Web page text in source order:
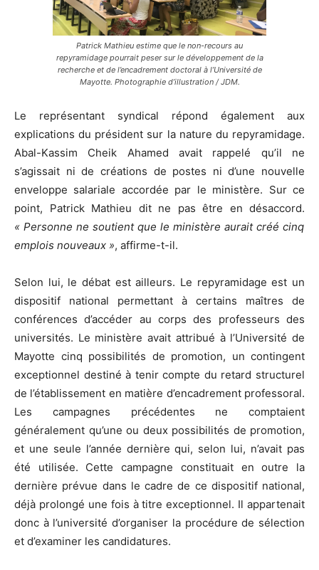
Patrick Mathieu estime que le non-recours au
repyramidage pourrait peser sur le développement de la
recherche et de l’encadrement doctoral à l’Université de
Mayotte. Photographie d’illustration / JDM.
Le représentant syndical répond également aux
explications du président sur la nature du repyramidage.
Abal-Kassim Cheik Ahamed avait rappelé qu’il ne
s’agissait ni de créations de postes ni d’une nouvelle
enveloppe salariale accordée par le ministère. Sur ce
point, Patrick Mathieu dit ne pas être en désaccord.
« Personne ne soutient que le ministère aurait créé cinq
emplois nouveaux », affirme-t-il.
Selon lui, le débat est ailleurs. Le repyramidage est un
dispositif national permettant à certains maîtres de
conférences d’accéder au corps des professeurs des
universités. Le ministère avait attribué à l’Université de
Mayotte cinq possibilités de promotion, un contingent
exceptionnel destiné à tenir compte du retard structurel
de l’établissement en matière d’encadrement professoral.
Les campagnes précédentes ne comptaient
généralement qu’une ou deux possibilités de promotion,
et une seule l’année dernière qui, selon lui, n’avait pas
été utilisée. Cette campagne constituait en outre la
dernière prévue dans le cadre de ce dispositif national,
déjà prolongé une fois à titre exceptionnel. Il appartenait
donc à l’université d’organiser la procédure de sélection
et d’examiner les candidatures.